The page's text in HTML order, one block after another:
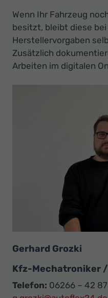
Wenn Ihr Fahrzeug
besitzt, bleibt diese bei
Herstellervorgaben
Zusätzlich
Arbeiten im digitalen
Gerhard Grozki
Kfz-Mechatroniker
Telefon: 06266 – 42